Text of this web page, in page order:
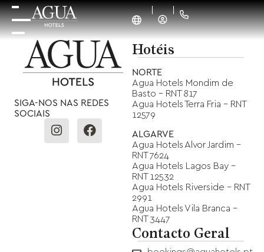
SIGA-NOS NAS REDES
SOCIAIS
Hotéis
NORTE
Agua Hotels Mondim de
Basto - RNT 817
Agua Hotels Terra Fria - RNT
12579
ALGARVE
Agua Hotels Alvor Jardim -
RNT 7624
Agua Hotels Lagos Bay -
RNT 12532
Agua Hotels Riverside - RNT
2991
Agua Hotels Vila Branca -
RNT 3447
Contacto Geral